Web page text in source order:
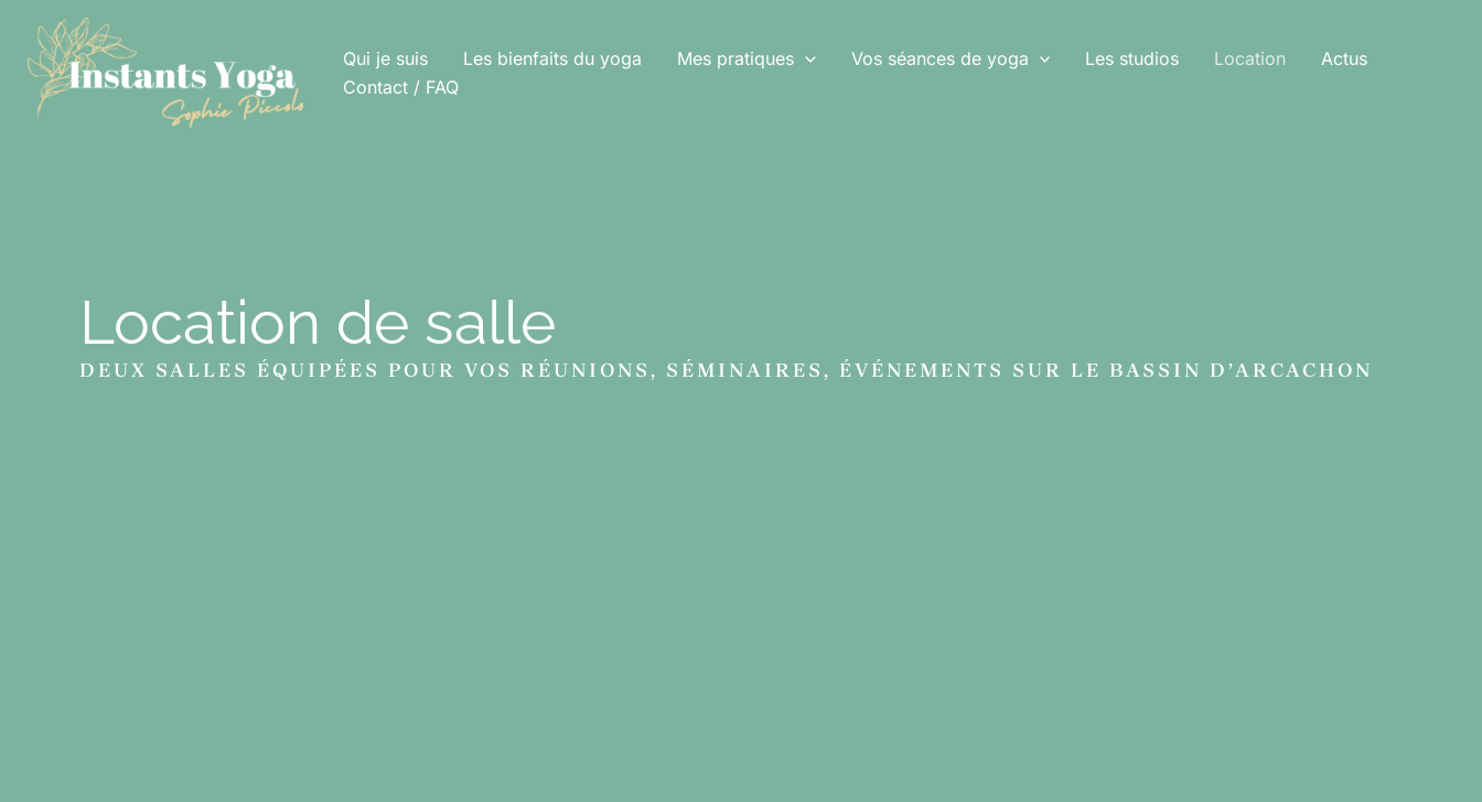
contenu
Qui je suis Les bienfaits du yoga Mes pratiques Vos séances de yoga Les studios Location
Actus
Contact / FAQ
Location de salle
DEUX SALLES ÉQUIPÉES POUR VOS RÉUNIONS, SÉMINAIRES, ÉVÉNEMENTS SUR LE BASSIN D’ARCACHON